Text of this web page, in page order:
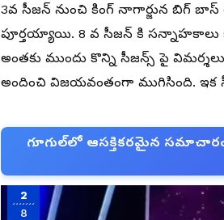
3వ సీజన్ నుంచి కింగ్ నాగార్జున బిగ్ బాస్
పూర్తయ్యాయి. 8 వ సీజన్ కి సన్నాహకాలు
అంతకు ముందు కొన్ని సీజన్స్ పై
అందించి విజయవంతంగా ముగిసింది.
గూగుల్‌లో ఆసక్తికరమైన
2
8